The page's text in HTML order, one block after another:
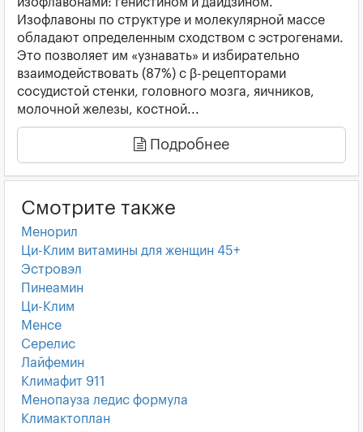
изофлавонами: генистином и даидзином.
Изофлавоны по структуре и молекулярной массе
обладают определенным сходством с эстрогенами.
Это позволяет им «узнавать» и избирательно
взаимодействовать (87%) с β-рецепторами
сосудистой стенки, головного мозга, яичников,
молочной железы, костной...
Подробнее
Смотрите также
Менорил
Ци-Клим витамины для женщин 45+
Эстровэл
Пинеамин
Ци-Клим
Менсе
Серелис
Лайфемин
Климафит 911
Менопауза ледис формула
Климактоплан